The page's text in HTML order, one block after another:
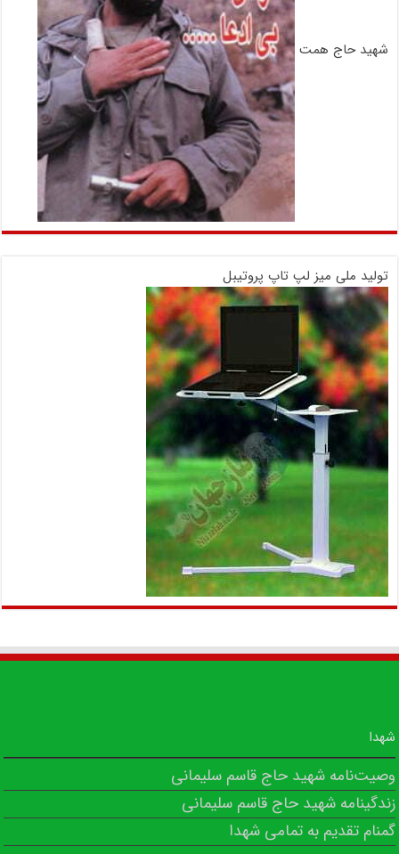
شهید حاج همت
تولید ملی میز لپ تاپ پروتیبل
شهدا
وصیت‌نامه شهید حاج قاسم سلیمانی
زندگینامه شهید حاج قاسم سلیمانی
گمنام تقدیم به تمامی شهدا